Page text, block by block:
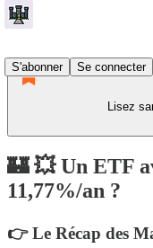
S'abonner
Se connecter
Lisez
🏰 💥 Un ETF
11,77%/an ?
👉 Le Récap des